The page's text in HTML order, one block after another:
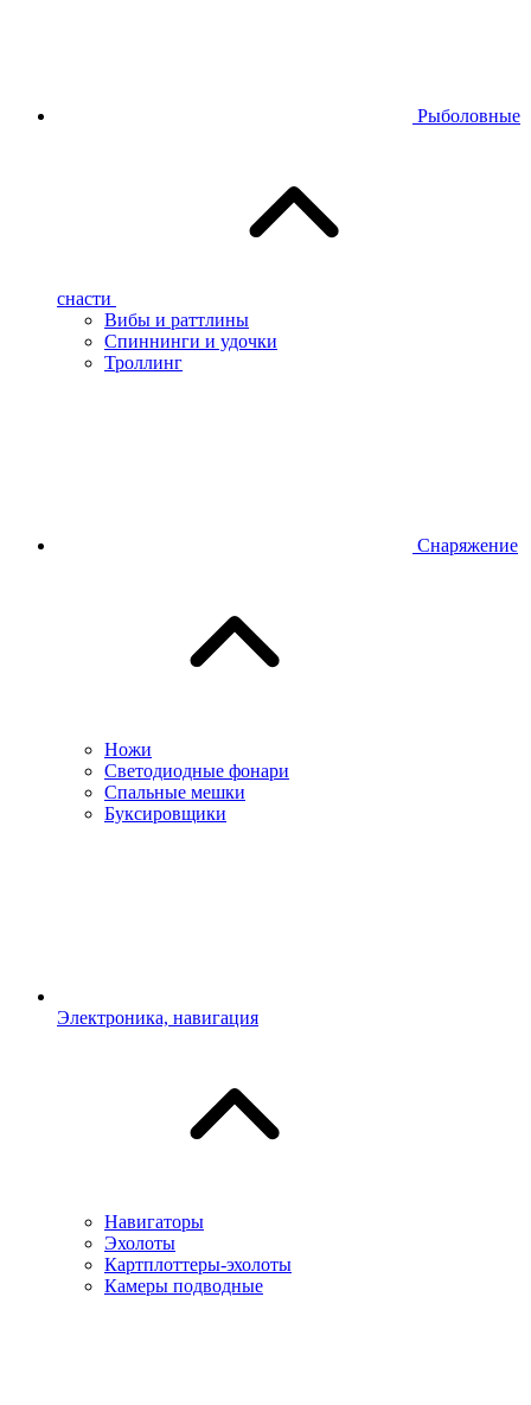
Рыболовные
снасти
Вибы и раттлины
Спиннинги и удочки
Троллинг
Снаряжение
Ножи
Светодиодные фонари
Спальные мешки
Буксировщики
Электроника, навигация
Навигаторы
Эхолоты
Картплоттеры-эхолоты
Камеры подводные